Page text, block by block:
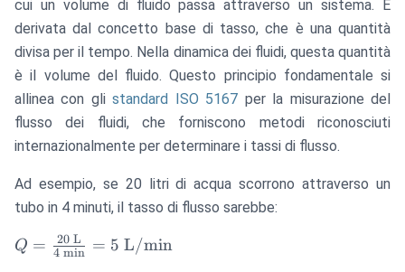
cui un volume di fluido passa attraverso un sistema. È
derivata dal concetto base di tasso, che è una quantità
divisa per il tempo. Nella dinamica dei fluidi, questa quantità
è il volume del fluido. Questo principio fondamentale si
allinea con glistandard ISO 5167 per la misurazione del
flusso dei fluidi, che forniscono metodi riconosciuti
internazionalmente per determinare i tassi di flusso.
Ad esempio, se 20 litri di acqua scorrono attraverso un
tubo in 4 minuti, il tasso di flusso sarebbe:
Q =
Q = 4 min
20 L = 5 L/min